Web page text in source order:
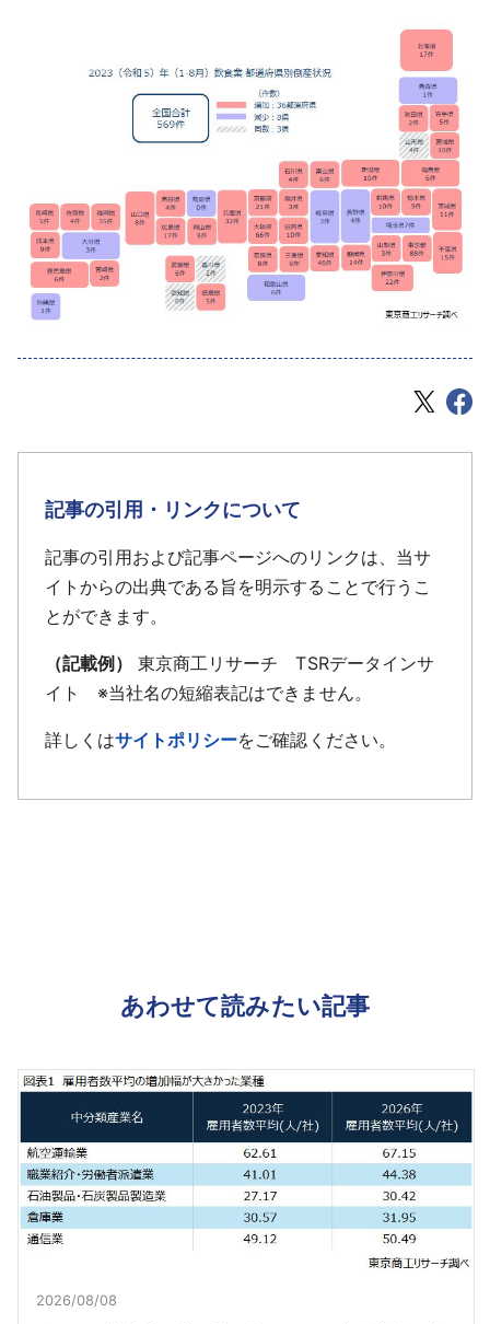
記事の引用・リンクについて
記事の引用および記事ページへのリンクは、当サ
イトからの出典である旨を明示することで行うこ
とができます。
（記載例）
東京商工リサーチ TSRデータインサ
イト ※当社名の短縮表記はできません。
詳しくはサイトポリシーをご確認ください。
あわせて読みたい記事
2026/08/08